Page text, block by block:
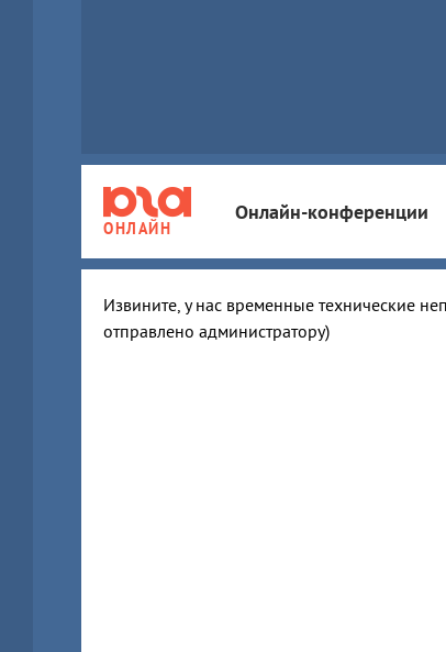
ОНЛАЙН
Онлайн-конференции
Извините, у нас временные технические
отправлено администратору)